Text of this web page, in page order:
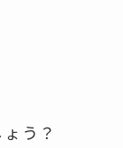
う？